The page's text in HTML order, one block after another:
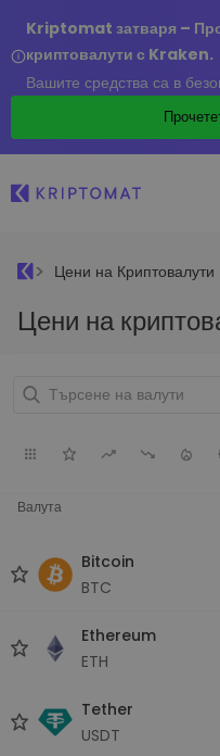
Kriptomat затваря –
криптовалути с Kraken.
Вашите средства са в
Цени на Криптовалути
Цени на
Валута
Bitcoin
BTC
Ethereum
ETH
Tether
USDT